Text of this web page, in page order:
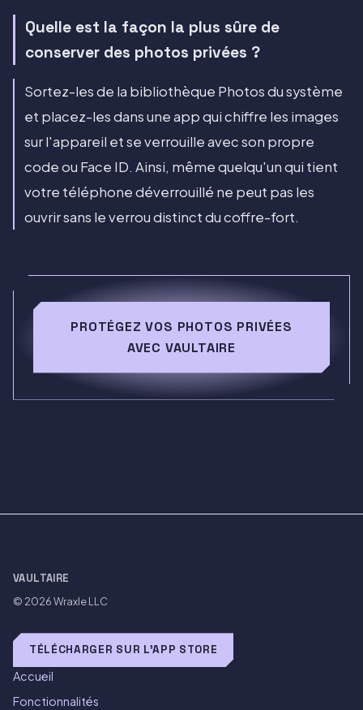
Quelle est la façon la plus sûre de
conserver des photos privées ?
Sortez-les de la bibliothèque Photos du système
et placez-les dans une app qui chiffre les images
sur l'appareil et se verrouille avec son propre
code ou Face ID. Ainsi, même quelqu'un qui tient
votre téléphone déverrouillé ne peut pas les
ouvrir sans le verrou distinct du coffre-fort.
PROTÉGEZ VOS PHOTOS PRIVÉES
AVEC VAULTAIRE
VAULTAIRE
© 2026Wraxle LLC
TÉLÉCHARGER SUR L'APP STORE
Accueil
Fonctionnalités